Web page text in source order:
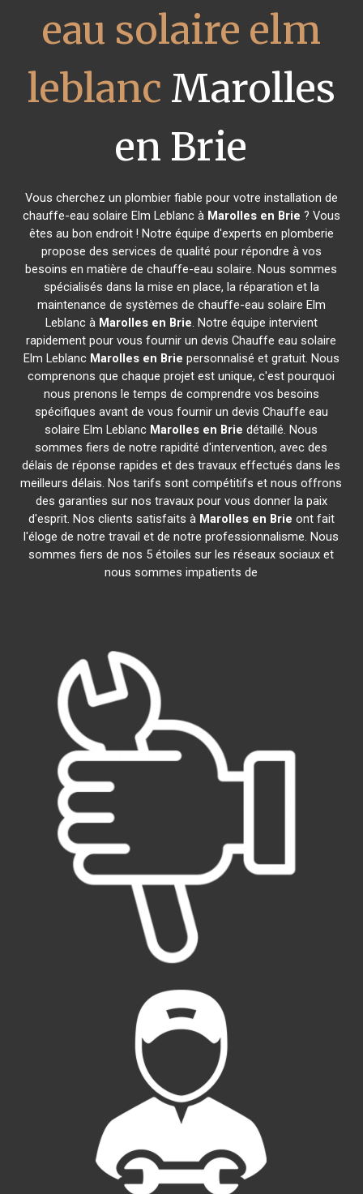
eau solaire elm
leblanc Marolles
en Brie
Vous cherchez un plombier fiable pour votre installation de
chauffe-eau solaire Elm Leblanc à Marolles en Brie ? Vous
êtes au bon endroit ! Notre équipe d'experts en plomberie
propose des services de qualité pour répondre à vos
besoins en matière de chauffe-eau solaire. Nous sommes
spécialisés dans la mise en place, la réparation et la
maintenance de systèmes de chauffe-eau solaire Elm
Leblanc à Marolles en Brie. Notre équipe intervient
rapidement pour vous fournir un devis Chauffe eau solaire
Elm Leblanc Marolles en Brie personnalisé et gratuit. Nous
comprenons que chaque projet est unique, c'est pourquoi
nous prenons le temps de comprendre vos besoins
spécifiques avant de vous fournir un devis Chauffe eau
solaire Elm Leblanc Marolles en Brie détaillé. Nous
sommes fiers de notre rapidité d'intervention, avec des
délais de réponse rapides et des travaux effectués dans les
meilleurs délais. Nos tarifs sont compétitifs et nous offrons
des garanties sur nos travaux pour vous donner la paix
d'esprit. Nos clients satisfaits à Marolles en Brie ont fait
l'éloge de notre travail et de notre professionnalisme. Nous
sommes fiers de nos 5 étoiles sur les réseaux sociaux et
nous sommes impatients de